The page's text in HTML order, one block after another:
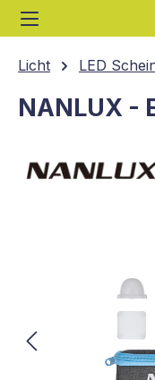
springen
Licht LED
NANLUX -